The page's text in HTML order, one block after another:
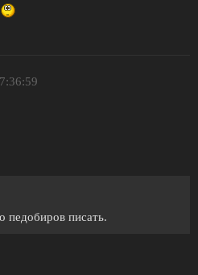
педобиров писать.